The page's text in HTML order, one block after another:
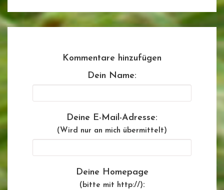
Kommentare hinzufügen
Dein Name:
Deine E-Mail-Adresse:
(Wird nur an mich übermittelt)
Deine Homepage
(bitte mit http://):